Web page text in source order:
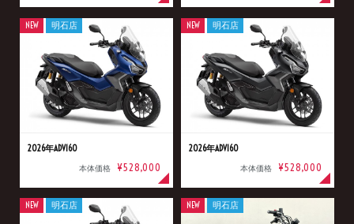
2026年ADV160
本体価格 ¥528,000
NEW 明石店
2026年ADV160
本体価格 ¥528,000
NEW 明石店
NEW 明石店 NEW 明石店